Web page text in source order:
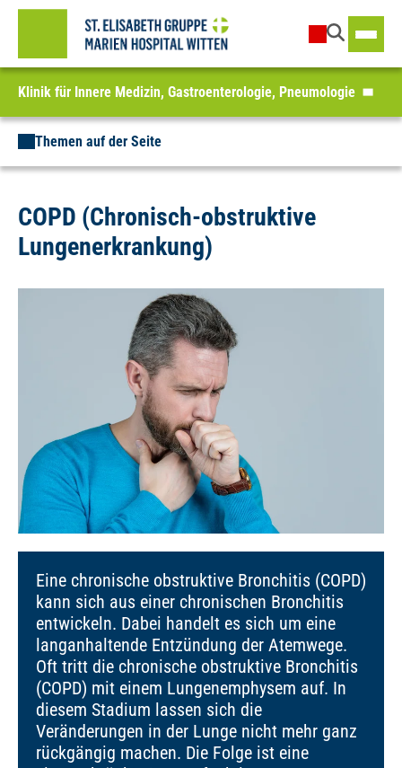
Klinik für Innere Medizin, Gastroenterologie, Pneumologie
Themen auf der Seite
COPD (Chronisch-obstruktive
Lungenerkrankung)
Eine chronische obstruktive Bronchitis (COPD)
kann sich aus einer chronischen Bronchitis
entwickeln. Dabei handelt es sich um eine
langanhaltende Entzündung der Atemwege.
Oft tritt die chronische obstruktive Bronchitis
(COPD) mit einem Lungenemphysem auf. In
diesem Stadium lassen sich die
Veränderungen in der Lunge nicht mehr ganz
rückgängig machen. Die Folge ist eine